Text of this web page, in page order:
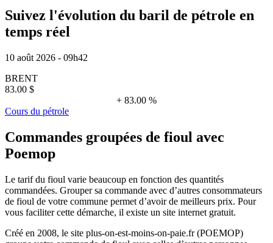
Suivez l'évolution du baril de pétrole en
temps réel
10 août 2026 - 09h42
BRENT
83.00 $
+ 83.00 %
Cours du pétrole
Commandes groupées de fioul avec
Poemop
Le tarif du fioul varie beaucoup en fonction des quantités
commandées. Grouper sa commande avec d’autres consommateurs
de fioul de votre commune permet d’avoir de meilleurs prix. Pour
vous faciliter cette démarche, il existe un site internet gratuit.
Créé en 2008, le site plus-on-est-moins-on-paie.fr (POEMOP)